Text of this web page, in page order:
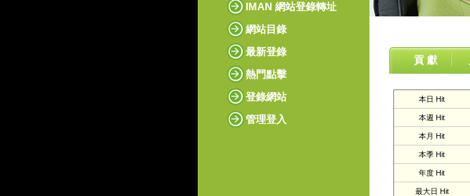
IMAN 網站登錄轉址
網站目錄
最新登錄
熱門點擊
登錄網站
管理登入
貢 獻
本日 Hit
本週 Hit
本月 Hit
本季 Hit
年度 Hit
最大日 Hit